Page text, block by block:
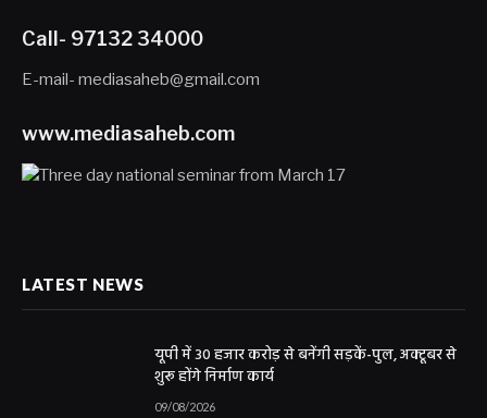
Call- 97132 34000
E-mail- mediasaheb@gmail.com
www.mediasaheb.com
LATEST NEWS
यूपी में 30 हजार करोड़ से बनेंगी सड़कें-पुल, अक्टूबर से
शुरू होंगे निर्माण कार्य
09/08/2026